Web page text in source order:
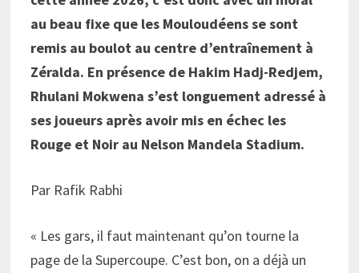
au beau fixe que les Mouloudéens se sont
remis au boulot au centre d’entraînement à
Zéralda. En présence de Hakim Hadj-Redjem,
Rhulani Mokwena s’est longuement adressé à
ses joueurs après avoir mis en échec les
Rouge et Noir au Nelson Mandela Stadium.
Par Rafik Rabhi
« Les gars, il faut maintenant qu’on tourne la
page de la Supercoupe. C’est bon, on a déjà un